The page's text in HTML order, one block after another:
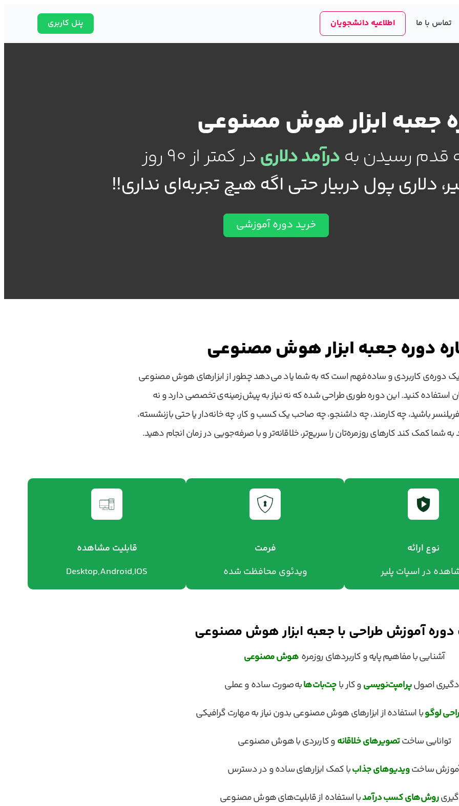
تماس با ما اطلاعیه دانشجویان پنل کاربری
جعبه‌ ابزار هوش‌ مصنوعی
قدم رسیدن بهدرآمد دلاریدر کمتر از 90 روز
دلاری پول دربیار حتی اگه هیچ تجربه‌ای نداری!!
خرید دوره آموزشی
دوره جعبه‌ ابزار هوش‌ مصنوعی
یک دوره‌ی کاربردی و ساده‌فهم است که به شما یاد می‌دهد چطور از ابزارهای هوش مصنوعی
استفاده کنید. این دوره طوری طراحی شده که نه نیاز به پیش‌زمینه‌ی تخصصی دارد و نه
باشید، چه کارمند، چه داشنجو، چه صاحب یک کسب و کار، چه خانه‌دار یا حتی بازنشسته،
شما کمک کند کارهای روزمره‌تان را سریع‌تر، خلاقانه‌تر و با صرفه‌جویی در زمان انجام دهید.
نوع ارائه
در اسپات پلیر
فرمت
ویدئوی محافظت شده
قابلیت مشاهده
Desktop,Android,IOS
آموزش طراحی با جعبه‌ ابزار هوش‌ مصنوعی
آشنایی با مفاهیم پایه و کاربردهای روزمرههوش‌ مصنوعی
اصولپرامپت‌نویسیو کار باچت‌بات‌هابه‌صورت ساده و عملی
لوگوبا استفاده از ابزارهای هوش مصنوعی بدون نیاز به مهارت گرافیکی
توانایی ساختتصویرهای خلاقانهو کاربردی با هوش مصنوعی
ساختویدیوهای جذاببا کمک ابزارهای ساده و در دسترس
روش‌های کسب درآمدبا استفاده از قابلیت‌های هوش مصنوعی